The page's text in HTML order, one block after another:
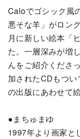
Caloでゴシック風
悪そな羊」がロン
月に新しい絵本「
た。一層深みが増
んをご紹介くださ
加されたCDもつい
の出版にあわせて
●まちゅまゆ
1997年より画家と